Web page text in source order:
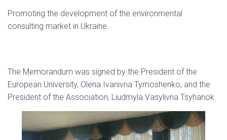
Promoting the development of the environmental
consulting market in Ukraine.
The Memorandum was signed by the President of the
European University, Olena Ivanivna Tymoshenko, and the
President of the Association, Liudmyla Vasylivna Tsyhanok.